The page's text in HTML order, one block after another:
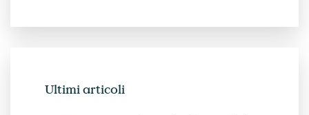
Ultimi articoli